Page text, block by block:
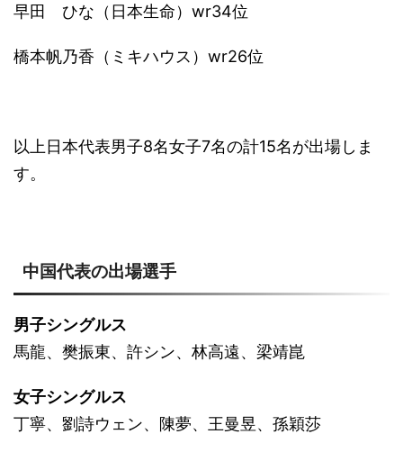
早田 ひな（日本生命）wr34位
橋本帆乃香（ミキハウス）wr26位
以上日本代表男子8名女子7名の計15名が出場しま
す。
中国代表の出場選手
男子シングルス
馬龍、樊振東、許シン、林高遠、梁靖崑
女子シングルス
丁寧、劉詩ウェン、陳夢、王曼昱、孫穎莎